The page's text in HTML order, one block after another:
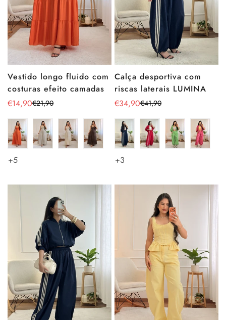
Vestido longo fluido com
costuras efeito camadas
Preço
de
venda
€14,90
Preço
regular
€21,90
+5
Calça desportiva com
riscas laterais LUMINA
Preço
de
venda
€34,90
Preço
regular
€41,90
+3